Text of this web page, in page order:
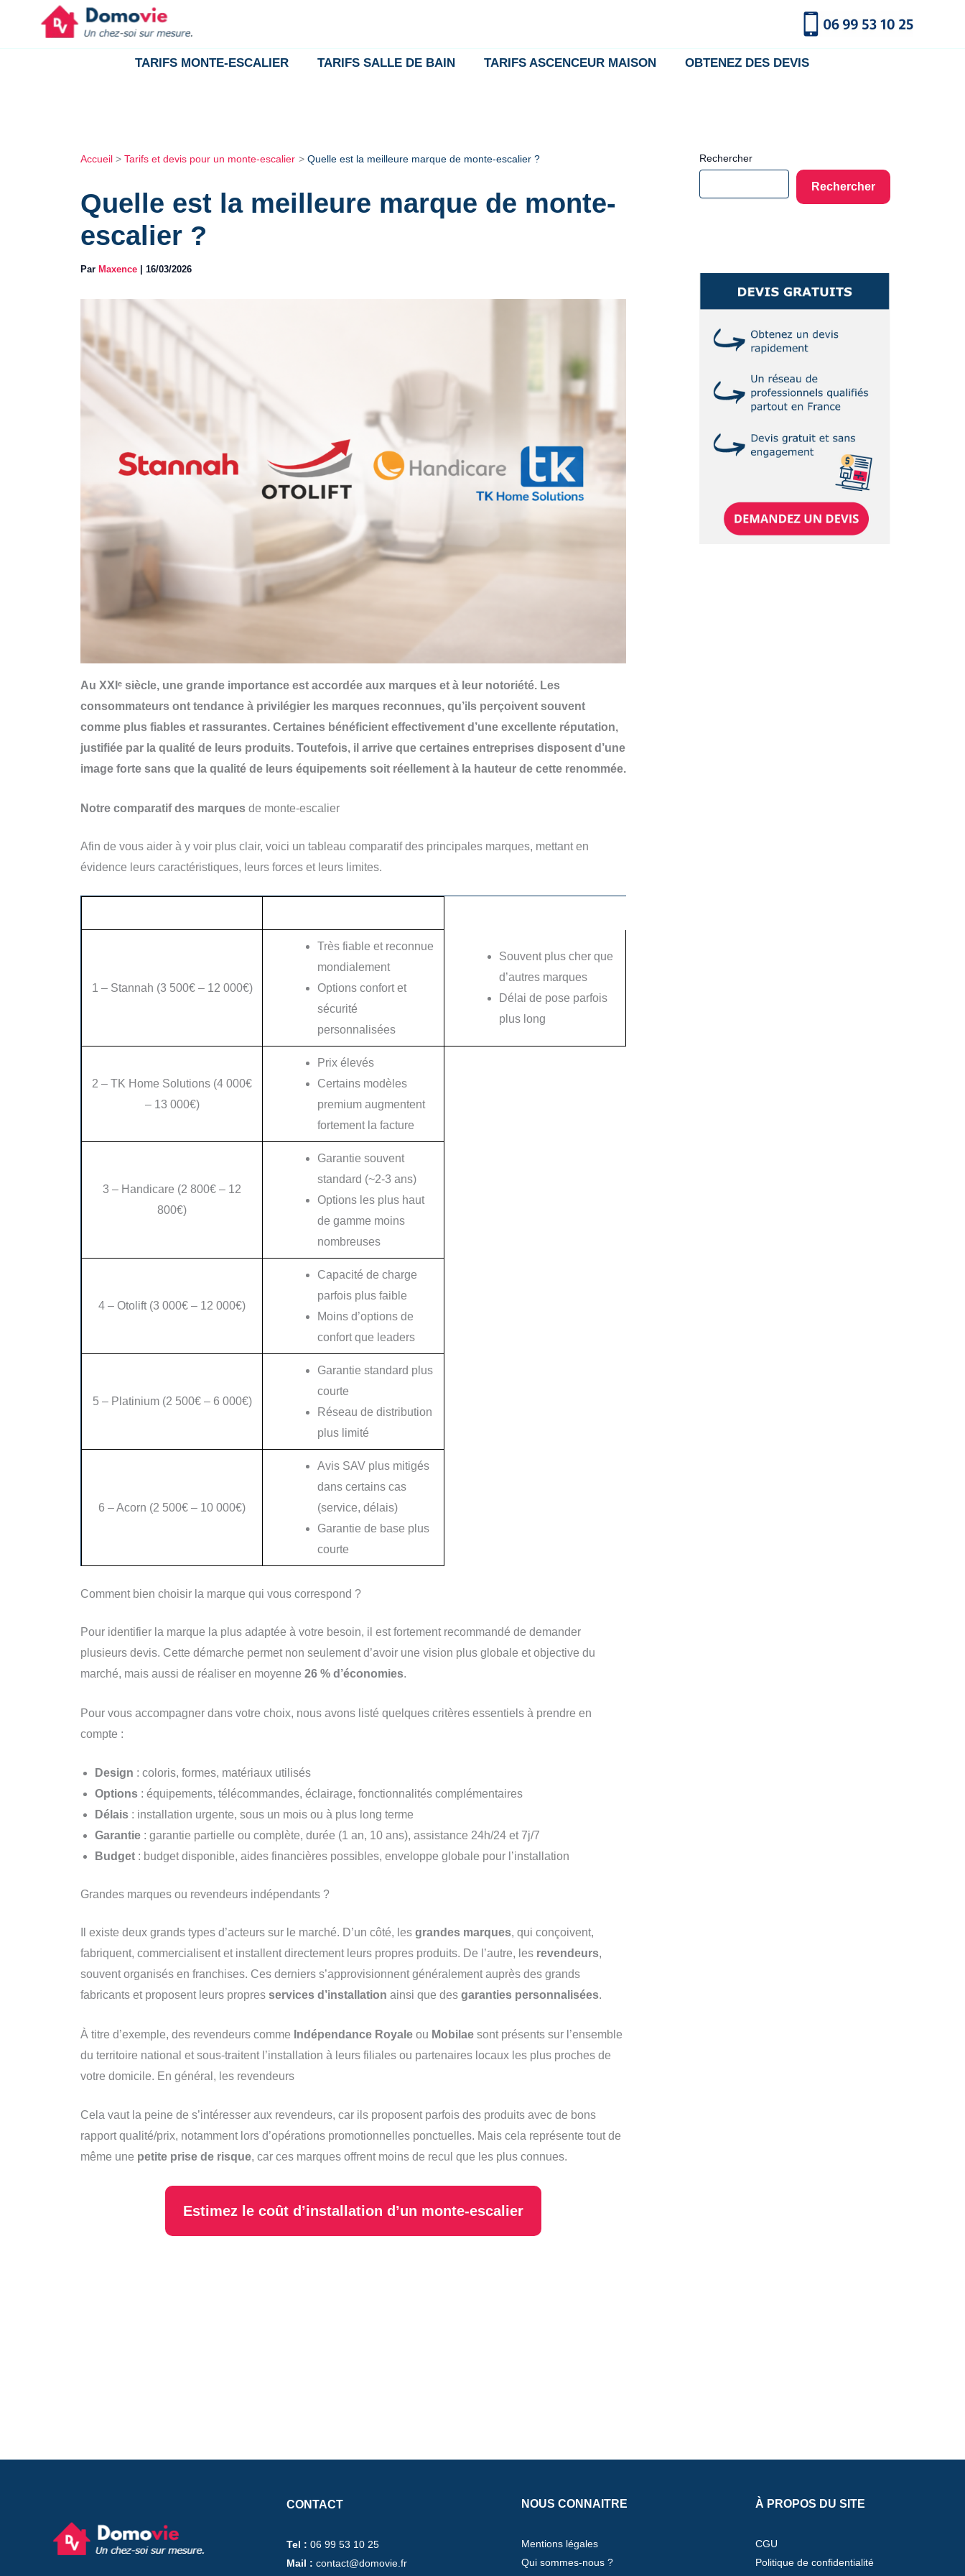
11111111111111
TARIFS MONTE-ESCALIER TARIFS SALLE DE BAIN TARIFS ASCENCEUR MAISON OBTENEZ DES DEVIS
Accueil Tarifs et devis pour un monte-escalier Quelle est la meilleure marque de monte-escalier ?
Quelle est la meilleure marque de monte-
escalier ?
Par Maxence 16/03/2026
Au XXIᵉ siècle, une grande importance est accordée aux marques et à leur notoriété. Les
consommateurs ont tendance à privilégier les marques reconnues, qu’ils perçoivent souvent
comme plus fiables et rassurantes. Certaines bénéficient effectivement d’une excellente réputation,
justifiée par la qualité de leurs produits. Toutefois, il arrive que certaines entreprises disposent d’une
image forte sans que la qualité de leurs équipements soit réellement à la hauteur de cette renommée.
Notre comparatif des marques de monte-escalier
Afin de vous aider à y voir plus clair, voici un tableau comparatif des principales marques, mettant en
évidence leurs caractéristiques, leurs forces et leurs limites.
1 – Stannah (3 500€ – 12 000€)
Très fiable et reconnue
mondialement
Options confort et
sécurité
personnalisées
Souvent plus cher que
d’autres marques
Délai de pose parfois
plus long
2 – TK Home Solutions (4 000€
– 13 000€)
Prix élevés
Certains modèles
premium augmentent
fortement la facture
3 – Handicare (2 800€ – 12
800€)
Garantie souvent
standard (~2-3 ans)
Options les plus haut
de gamme moins
nombreuses
4 – Otolift (3 000€ – 12 000€)
Capacité de charge
parfois plus faible
Moins d’options de
confort que leaders
5 – Platinium (2 500€ – 6 000€)
Garantie standard plus
courte
Réseau de distribution
plus limité
6 – Acorn (2 500€ – 10 000€)
Avis SAV plus mitigés
dans certains cas
(service, délais)
Garantie de base plus
courte
Comment bien choisir la marque qui vous correspond ?
Pour identifier la marque la plus adaptée à votre besoin, il est fortement recommandé de demander
plusieurs devis. Cette démarche permet non seulement d’avoir une vision plus globale et objective du
marché, mais aussi de réaliser en moyenne 26 % d’économies.
Pour vous accompagner dans votre choix, nous avons listé quelques critères essentiels à prendre en
compte :
Design : coloris, formes, matériaux utilisés
Options : équipements, télécommandes, éclairage, fonctionnalités complémentaires
Délais : installation urgente, sous un mois ou à plus long terme
Garantie : garantie partielle ou complète, durée (1 an, 10 ans), assistance 24h/24 et 7j/7
Budget : budget disponible, aides financières possibles, enveloppe globale pour l’installation
Grandes marques ou revendeurs indépendants ?
Il existe deux grands types d’acteurs sur le marché. D’un côté, les grandes marques, qui conçoivent,
fabriquent, commercialisent et installent directement leurs propres produits. De l’autre, les revendeurs,
souvent organisés en franchises. Ces derniers s’approvisionnent généralement auprès des grands
fabricants et proposent leurs propres services d’installation ainsi que des garanties personnalisées.
À titre d’exemple, des revendeurs comme Indépendance Royale ou Mobilae sont présents sur l’ensemble
du territoire national et sous-traitent l’installation à leurs filiales ou partenaires locaux les plus proches de
votre domicile. En général, les revendeurs
Cela vaut la peine de s’intéresser aux revendeurs, car ils proposent parfois des produits avec de bons
rapport qualité/prix, notamment lors d’opérations promotionnelles ponctuelles. Mais cela représente tout de
même une petite prise de risque, car ces marques offrent moins de recul que les plus connues.
Estimez le coût d’installation d’un monte-escalier
Rechercher
Rechercher
CONTACT
Tel : 06 99 53 10 25
Mail : contact@domovie.fr
NOUS CONNAITRE
Mentions légales
Qui sommes-nous ?
À PROPOS DU SITE
CGU
Politique de confidentialité